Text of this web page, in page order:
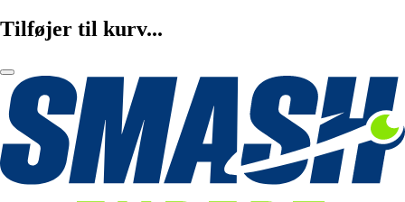
Tilføjer til kurv...